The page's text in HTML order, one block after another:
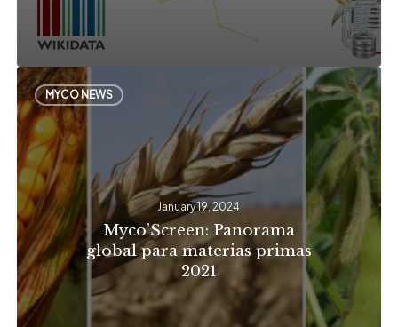
de
MycoCentral
MYCO NEWS
Myco’Screen:
Panorama
global
para
materias
primas
2021
January 19, 2024
Myco’Screen: Panorama
global para materias primas
2021